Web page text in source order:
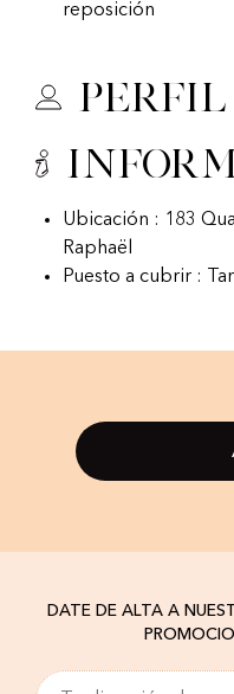
reposición
Perfil
Ubicación : 183
Raphaël
Puesto a cubrir :
DATE DE ALTA A